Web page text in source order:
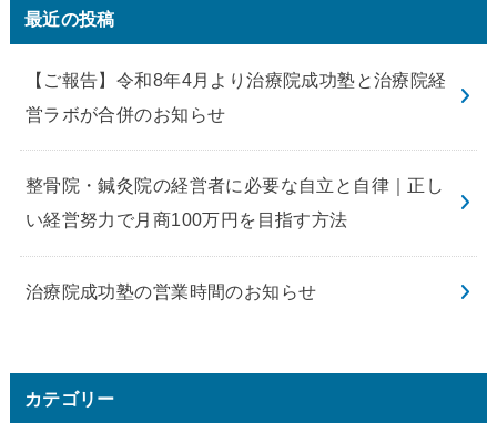
最近の投稿
【ご報告】令和8年4月より治療院成功塾と治療院経
営ラボが合併のお知らせ
整骨院・鍼灸院の経営者に必要な自立と自律｜正し
い経営努力で月商100万円を目指す方法
治療院成功塾の営業時間のお知らせ
カテゴリー